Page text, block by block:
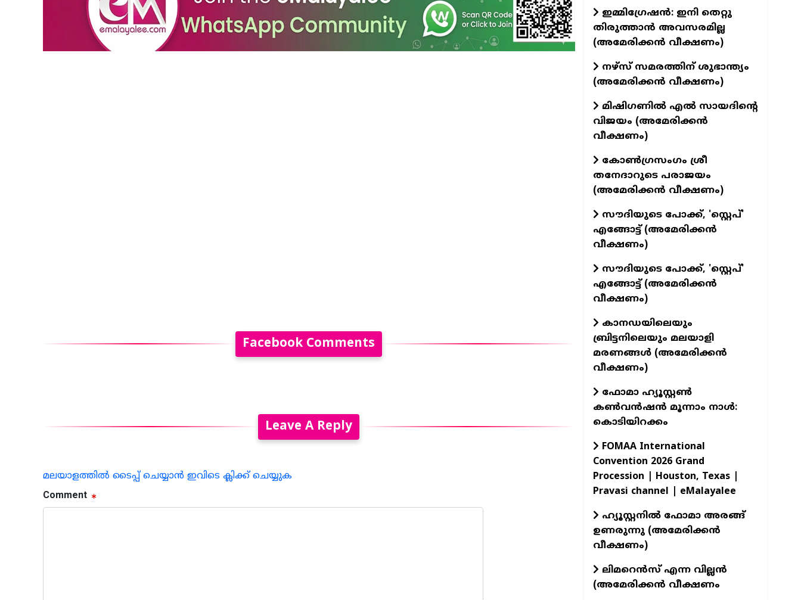
Facebook Comments
Leave A Reply
മലയാളത്തില്‍ ടൈപ്പ് ചെയ്യാന്‍ ഇവിടെ ക്ലിക്ക് ചെയ്യുക
Comment
ഇമ്മിഗ്രേഷൻ: ഇനി തെറ്റു
തിരുത്താൻ അവസരമില്ല
(അമേരിക്കൻ വീക്ഷണം)
നഴ്സ് സമരത്തിന് ശുഭാന്ത്യം
(അമേരിക്കൻ വീക്ഷണം)
മിഷിഗണിൽ എൽ സായദിന്റെ
വിജയം (അമേരിക്കൻ
വീക്ഷണം)
കോൺഗ്രസംഗം ശ്രീ
തനേദാറുടെ പരാജയം
(അമേരിക്കൻ വീക്ഷണം)
സൗദിയുടെ പോക്ക്, 'സ്റ്റെപ്'
എങ്ങോട്ട് (അമേരിക്കൻ
വീക്ഷണം)
സൗദിയുടെ പോക്ക്, 'സ്റ്റെപ്'
എങ്ങോട്ട് (അമേരിക്കൻ
വീക്ഷണം)
കാനഡയിലെയും
ബ്രിട്ടനിലെയും മലയാളി
മരണങ്ങൾ (അമേരിക്കൻ
വീക്ഷണം)
ഫോമാ ഹ്യൂസ്റ്റൺ
കൺവൻഷൻ മൂന്നാം നാൾ:
കൊടിയിറക്കം
FOMAA International
Convention 2026 Grand
Procession | Houston, Texas |
Pravasi channel | eMalayalee
ഹ്യൂസ്റ്റനിൽ ഫോമാ അരങ്ങ്
ഉണരുന്നു (അമേരിക്കൻ
വീക്ഷണം)
ലിമറെൻസ് എന്ന വില്ലൻ
(അമേരിക്കൻ വീക്ഷണം